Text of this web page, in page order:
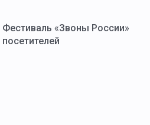
Фестиваль «Звоны России»